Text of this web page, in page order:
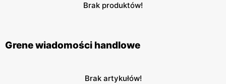
Brak produktów!
Grene wiadomości handlowe
Brak artykułów!